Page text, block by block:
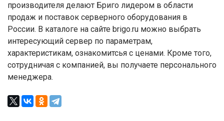
производителя делают Бриго лидером в области
продаж и поставок серверного оборудования в
России. В каталоге на сайте brigo.ru можно выбрать
интересующий сервер по параметрам,
характеристикам, ознакомитсья с ценами. Кроме того,
сотрудничая с компанией, вы получаете персонального
менеджера.